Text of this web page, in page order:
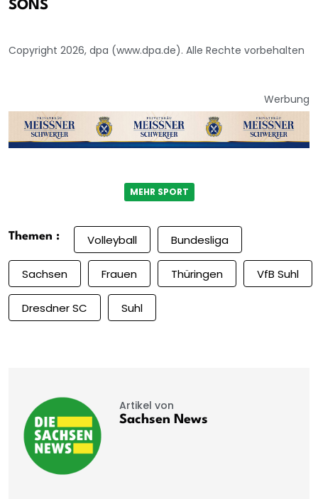
SONS
Copyright 2026, dpa (www.dpa.de). Alle Rechte vorbehalten
Werbung
MEHR SPORT
Themen : Volleyball Bundesliga
Sachsen Frauen Thüringen VfB Suhl
Dresdner SC Suhl
Artikel von
Sachsen News